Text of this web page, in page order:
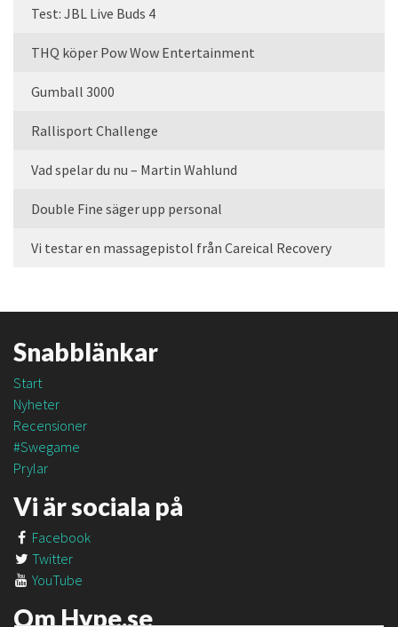
Test: JBL Live Buds 4
THQ köper Pow Wow Entertainment
Gumball 3000
Rallisport Challenge
Vad spelar du nu – Martin Wahlund
Double Fine säger upp personal
Vi testar en massagepistol från Careical Recovery
Snabblänkar
Start
Nyheter
Recensioner
#Swegame
Prylar
Vi är sociala på
Facebook
Twitter
YouTube
Om Hype.se